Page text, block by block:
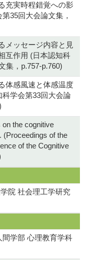
充実時程錯覚への影
35回大会論文集，
メッセージ内容と見
互作用 (日本認知科
集，p.757-p.760)
体感風速と体感温度
学会第33回大会論
the cognitive
(Proceedings of the
of the Cognitive
院 社会理工学研究
学部 心理教育学科